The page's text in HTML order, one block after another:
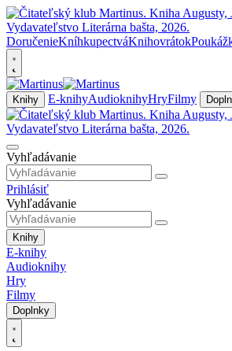
DoručenieKníhkupectváKnihovrátok
Knihy E-knihyAudioknihyHryFilmy
Vyhľadávanie
Prihlásiť
Vyhľadávanie
Knihy
E-knihy
Audioknihy
Hry
Filmy
Doplnky